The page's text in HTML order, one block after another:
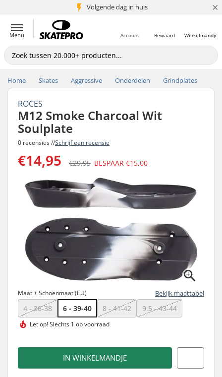
Volgende dag in huis
5+ mln. klanten ×
Menu Winkelmandje
Bewaard
Account
Home Skates Aggressive Onderdelen Grindplates
ROCES
M12 Smoke Charcoal Wit
Soulplate
0 recensies //Schrijf een recensie
€14,95 €29,95 BESPAAR €15,00
Maat + Schoenmaat (EU) Bekijk maattabel
4 - 36-38 6 - 39-40 8 - 41-42 9.5 - 43-44
Let op!Slechts 1 op voorraad
IN WINKELMANDJE